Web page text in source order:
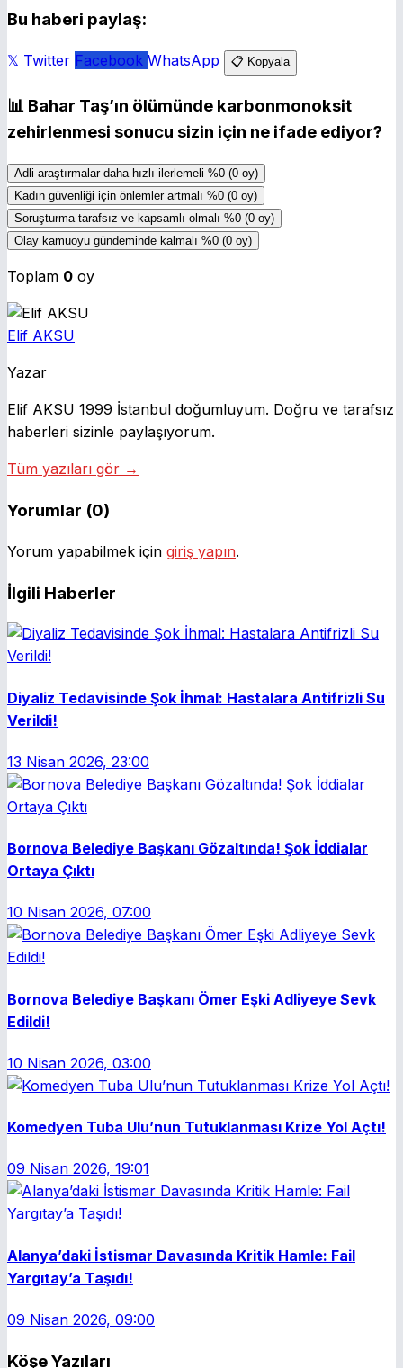
Bu haberi paylaş:
𝕏 Twitter Facebook WhatsApp 📋 Kopyala
📊 Bahar Taş’ın ölümünde karbonmonoksit
zehirlenmesi sonucu sizin için ne ifade ediyor?
Adli araştırmalar daha hızlı ilerlemeli %0 (0 oy)
Kadın güvenliği için önlemler artmalı %0 (0 oy)
Soruşturma tarafsız ve kapsamlı olmalı %0 (0 oy)
Olay kamuoyu gündeminde kalmalı %0 (0 oy)
Toplam 0 oy
Elif AKSU
Yazar
Elif AKSU 1999 İstanbul doğumluyum. Doğru ve tarafsız
haberleri sizinle paylaşıyorum.
Tüm yazıları gör →
Yorumlar (0)
Yorum yapabilmek için giriş yapın.
İlgili Haberler
Diyaliz Tedavisinde Şok İhmal: Hastalara Antifrizli Su
Verildi!
13 Nisan 2026, 23:00
Bornova Belediye Başkanı Gözaltında! Şok İddialar
Ortaya Çıktı
10 Nisan 2026, 07:00
Bornova Belediye Başkanı Ömer Eşki Adliyeye Sevk
Edildi!
10 Nisan 2026, 03:00
Komedyen Tuba Ulu’nun Tutuklanması Krize Yol Açtı!
09 Nisan 2026, 19:01
Alanya’daki İstismar Davasında Kritik Hamle: Fail
Yargıtay’a Taşıdı!
09 Nisan 2026, 09:00
Köşe Yazıları